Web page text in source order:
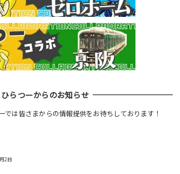
ひらつーからのお知らせ
では皆さまからの情報提供をお待ちしております！
2日